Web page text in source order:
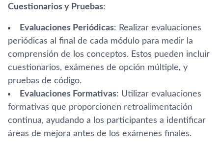
Cuestionarios y Pruebas:
Evaluaciones Periódicas: Realizar evaluaciones
periódicas al final de cada módulo para medir la
comprensión de los conceptos. Estos pueden incluir
cuestionarios, exámenes de opción múltiple, y
pruebas de código.
Evaluaciones Formativas: Utilizar evaluaciones
formativas que proporcionen retroalimentación
continua, ayudando a los participantes a identificar
áreas de mejora antes de los exámenes finales.